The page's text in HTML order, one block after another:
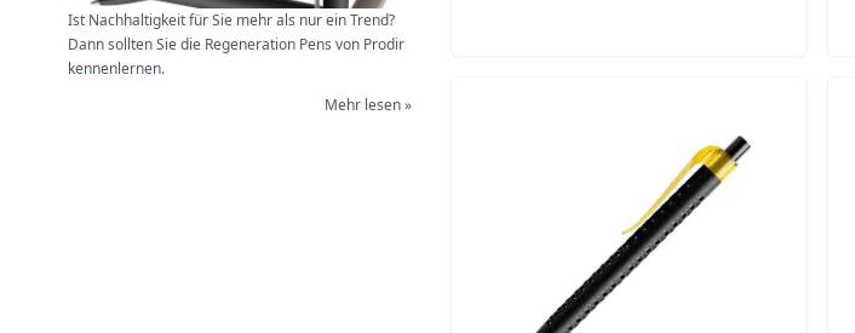
Ist Nachhaltigkeit für Sie mehr als nur ein Trend?
Dann sollten Sie die Regeneration Pens von Prodir
kennenlernen.
Mehr lesen »